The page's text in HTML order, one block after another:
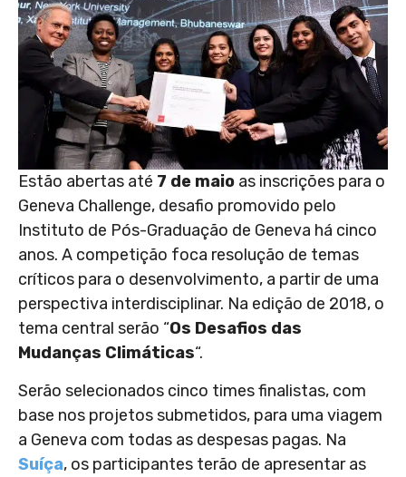
Estão abertas até 7 de maio as inscrições para o
Geneva Challenge, desafio promovido pelo
Instituto de Pós-Graduação de Geneva há cinco
anos. A competição foca resolução de temas
críticos para o desenvolvimento, a partir de uma
perspectiva interdisciplinar. Na edição de 2018, o
tema central serão “Os Desafios das
Mudanças Climáticas“.
Serão selecionados cinco times finalistas, com
base nos projetos submetidos, para uma viagem
a Geneva com todas as despesas pagas. Na
Suíça, os participantes terão de apresentar as